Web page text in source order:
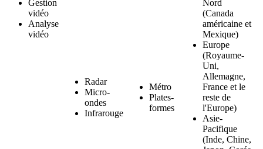
Gestion
vidéo
Analyse
vidéo
Radar
Micro-
ondes
Infrarouge
Métro
Plates-
formes
Nord
(Canada
américaine et
Mexique)
Europe
(Royaume-
Uni,
Allemagne,
France et le
reste de
l'Europe)
Asie-
Pacifique
(Inde, Chine,